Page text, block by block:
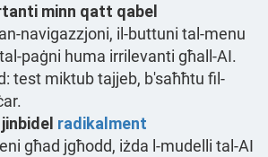
minn qatt qabel
navigazzjoni, il-buttuni tal-menu
paġni huma irrilevanti għall-AI.
test miktub tajjeb, b'saħħtu fil-
radikalment
għad jgħodd, iżda l-mudelli tal-AI